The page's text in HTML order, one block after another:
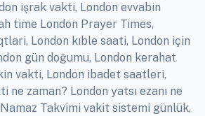
işrak vakti, London evvabin
time London Prayer Times,
London kıble saati, London için
gün doğumu, London kerahat
vakti, London ibadet saatleri,
ne zaman? London yatsı ezanı ne
Takvimi vakit sistemi günlük,